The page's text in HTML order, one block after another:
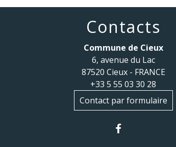
Contacts
Commune de Cieux
6, avenue du Lac
87520 Cieux - FRANCE
+33 5 55 03 30 28
Contact par formulaire